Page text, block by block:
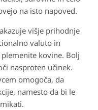
na isto napoved.
višje prihodnje
valuto in
kovine. Bolj
nasproten učinek.
omogoča, da
namesto da bi le